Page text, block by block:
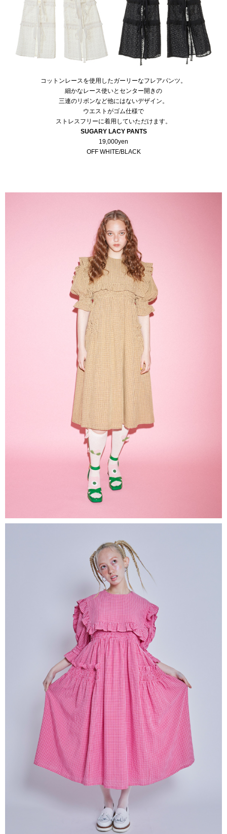
コットンレースを使用したガーリーなフレアパンツ。
細かなレース使いとセンター開きの
三連のリボンなど他にはないデザイン。
ウエストがゴム仕様で
ストレスフリーに着用していただけます。
SUGARY LACY PANTS
19,000yen
OFF WHITE/BLACK